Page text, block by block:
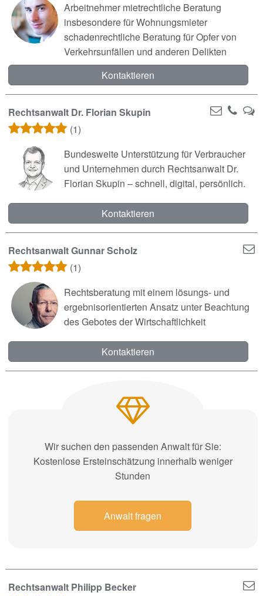
Arbeitnehmer mietrechtliche Beratung
insbesondere für Wohnungsmieter
schadenrechtliche Beratung für Opfer von
Verkehrsunfällen und anderen Delikten
Kontaktieren
Rechtsanwalt Dr. Florian Skupin
(1)
Bundesweite Unterstützung für Verbraucher
und Unternehmen durch Rechtsanwalt Dr.
Florian Skupin – schnell, digital, persönlich.
Kontaktieren
Rechtsanwalt Gunnar Scholz
(1)
Rechtsberatung mit einem lösungs- und
ergebnisorientierten Ansatz unter Beachtung
des Gebotes der Wirtschaftlichkeit
Kontaktieren
Wir suchen den passenden Anwalt für Sie:
Kostenlose Ersteinschätzung innerhalb weniger
Stunden
Anwalt fragen
Rechtsanwalt Philipp Becker